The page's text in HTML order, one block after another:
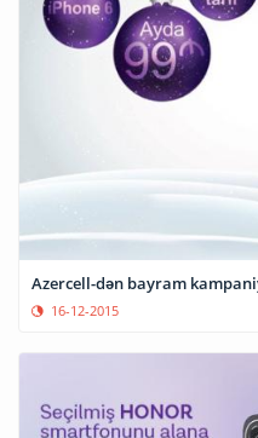
Azercell-dən bayram
16-12-2015